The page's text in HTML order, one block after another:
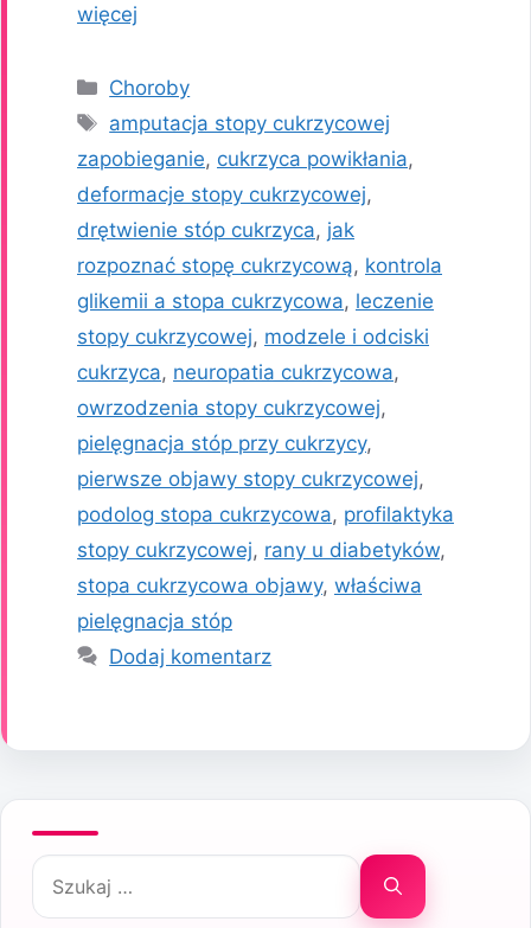
więcej
Kategorie
Choroby
Tagi
amputacja stopy cukrzycowej
zapobieganie, cukrzyca powikłania,
deformacje stopy cukrzycowej,
drętwienie stóp cukrzyca, jak
rozpoznać stopę cukrzycową, kontrola
glikemii a stopa cukrzycowa, leczenie
stopy cukrzycowej, modzele i odciski
cukrzyca, neuropatia cukrzycowa,
owrzodzenia stopy cukrzycowej,
pielęgnacja stóp przy cukrzycy,
pierwsze objawy stopy cukrzycowej,
podolog stopa cukrzycowa, profilaktyka
stopy cukrzycowej, rany u diabetyków,
stopa cukrzycowa objawy, właściwa
pielęgnacja stóp
Dodaj komentarz
Szukaj: